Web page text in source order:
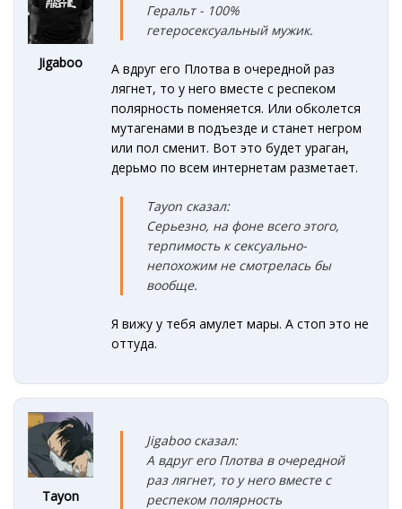
Jigaboo
Геральт - 100%
гетеросексуальный мужик.
А вдруг его Плотва в очередной раз
лягнет, то у него вместе с респеком
полярность поменяется. Или обколется
мутагенами в подъезде и станет негром
или пол сменит. Вот это будет ураган,
дерьмо по всем интернетам разметает.
Tayon сказал:
Серьезно, на фоне всего этого,
терпимость к сексуально-
непохожим не смотрелась бы
вообще.
Я вижу у тебя амулет мары. А стоп это не
оттуда.
Tayon
Jigaboo сказал:
А вдруг его Плотва в очередной
раз лягнет, то у него вместе с
респеком полярность